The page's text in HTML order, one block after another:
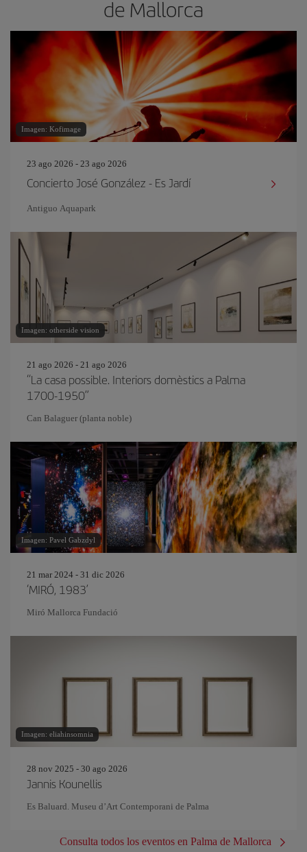
de Mallorca
Imagen: Kofimage
23 ago 2026 - 23 ago 2026
Concierto José González - Es Jardí
Antiguo Aquapark
Imagen: otherside vision
21 ago 2026 - 21 ago 2026
“La casa possible. Interiors domèstics a Palma
1700-1950”
Can Balaguer (planta noble)
Imagen: Pavel Gabzdyl
21 mar 2024 - 31 dic 2026
‘MIRÓ, 1983’
Miró Mallorca Fundació
Imagen: eliahinsomnia
28 nov 2025 - 30 ago 2026
Jannis Kounellis
Es Baluard. Museu d’Art Contemporani de Palma
Consulta todos los eventos en Palma de Mallorca